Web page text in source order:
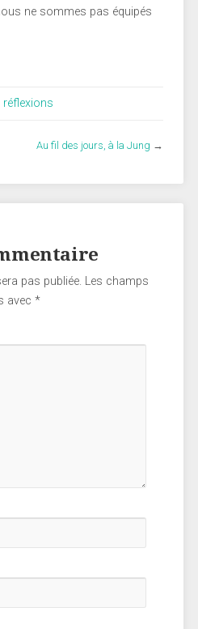
ne sommes pas équipés
réflexions
Au fil des jours, à la Jung →
pas publiée. Les champs
avec *